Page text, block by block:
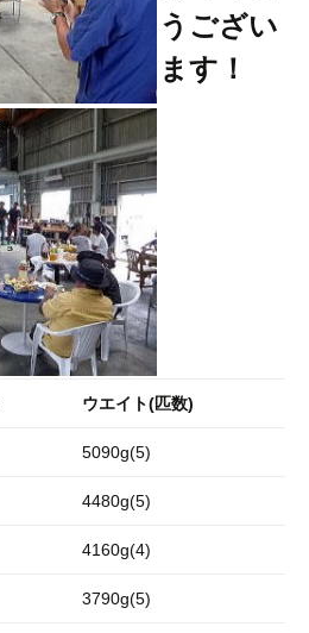
ウエイト(匹数)
5090g(5)
4480g(5)
4160g(4)
3790g(5)
うござい
ます！